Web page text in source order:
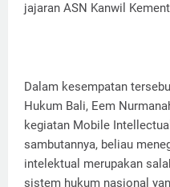
jajaran ASN Kanwil
Dalam kesempatan
Hukum Bali, Eem
kegiatan Mobile
sambutannya, beliau
intelektual merupakan
sistem hukum nasional